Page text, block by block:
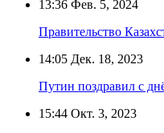
13:36 Фев. 5, 2024
Правительство
14:05 Дек. 18, 2023
Путин поздравил с
15:44 Окт. 3, 2023